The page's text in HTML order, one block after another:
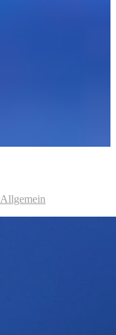
Allgemein